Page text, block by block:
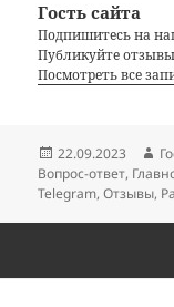
Гость сайта
Подпишитесь на
Публикуйте
Посмотреть все
Опубликовано
22.09.2023
Вопрос-ответ,
Telegram,Отзывы,